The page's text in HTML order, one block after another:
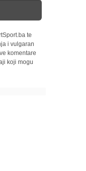
te
i vulgaran
komentare
koji mogu